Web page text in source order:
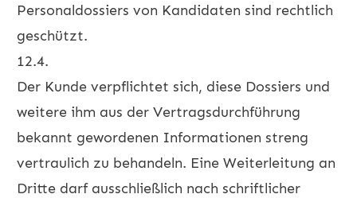
Personaldossiers von Kandidaten sind rechtlich
geschützt.
12.4.
Der Kunde verpflichtet sich, diese Dossiers und
weitere ihm aus der Vertragsdurchführung
bekannt gewordenen Informationen streng
vertraulich zu behandeln. Eine Weiterleitung an
Dritte darf ausschließlich nach schriftlicher